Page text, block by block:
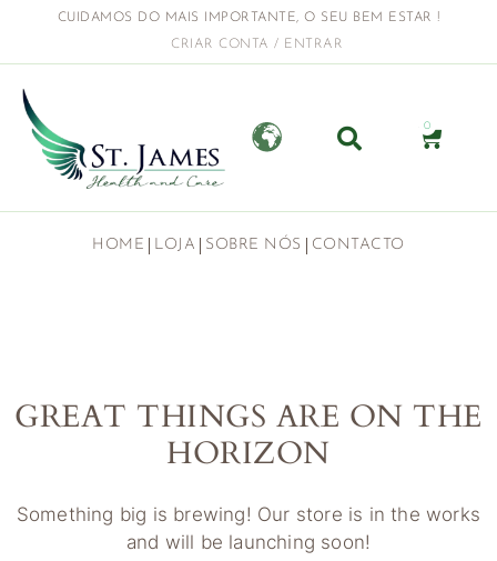
CUIDAMOS DO MAIS IMPORTANTE, O SEU BEM ESTAR !
CRIAR CONTA / ENTRAR
0
HOME LOJA SOBRE NÓS CONTACTO
GREAT THINGS ARE ON THE
HORIZON
Something big is brewing! Our store is in the works
and will be launching soon!